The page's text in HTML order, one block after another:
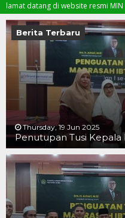
di website resmi MIN 11
Berita Terbaru
Thursday, 19 Jun 2025
Penutupan Tusi Kepala